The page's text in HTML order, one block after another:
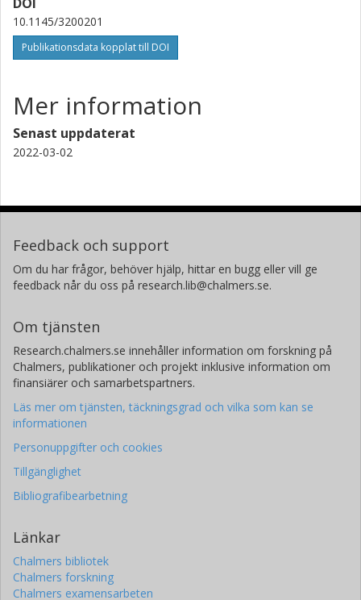
10.1145/3200201
Publikationsdata kopplat till DOI
Mer information
Senast uppdaterat
2022-03-02
Feedback och support
Om du har frågor, behöver hjälp, hittar en bugg eller vill ge
feedback når du oss på research.lib@chalmers.se.
Om tjänsten
Research.chalmers.se innehåller information om forskning på
Chalmers, publikationer och projekt inklusive information om
finansiärer och samarbetspartners.
Läs mer om tjänsten, täckningsgrad och vilka som kan se
informationen
Personuppgifter och cookies
Tillgänglighet
Bibliografibearbetning
Länkar
Chalmers bibliotek
Chalmers forskning
Chalmers examensarbeten